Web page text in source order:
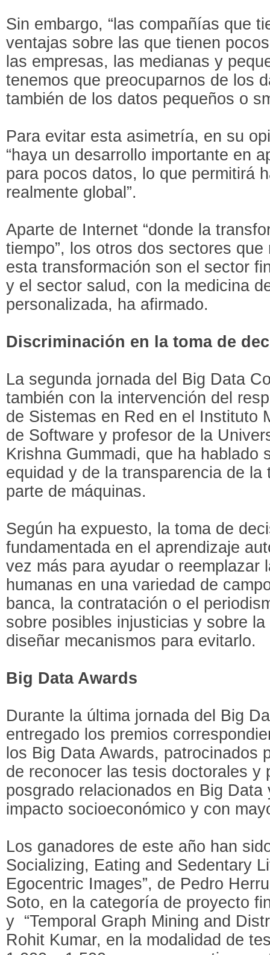
Sin embargo, “las compañías que
ventajas sobre las que tienen
las empresas, las medianas y
tenemos que preocuparnos de los
también de los datos pequeños o
Para evitar esta asimetría, en su
“haya un desarrollo importante en
para pocos datos, lo que permitirá
realmente global”.
Aparte de Internet “donde la
tiempo”, los otros dos sectores
esta transformación son el sector
y el sector salud, con la medicina
personalizada, ha afirmado.
Discriminación en la toma de
La segunda jornada del Big Data
también con la intervención del
de Sistemas en Red en el Instituto
de Software y profesor de la
Krishna Gummadi, que ha hablado
equidad y de la transparencia de la
parte de máquinas.
Según ha expuesto, la toma de
fundamentada en el aprendizaje
vez más para ayudar o reemplazar
humanas en una variedad de
banca, la contratación o el
sobre posibles injusticias y sobre
diseñar mecanismos para evitarlo.
Big Data Awards
Durante la última jornada del Big
entregado los premios
los Big Data Awards, patrocinados
de reconocer las tesis doctorales y
posgrado relacionados en Big
impacto socioeconómico y con
Los ganadores de este año han
Socializing, Eating and Sedentary
Egocentric Images”, de Pedro
Soto, en la categoría de proyecto
y “Temporal Graph Mining and
Rohit Kumar, en la modalidad de